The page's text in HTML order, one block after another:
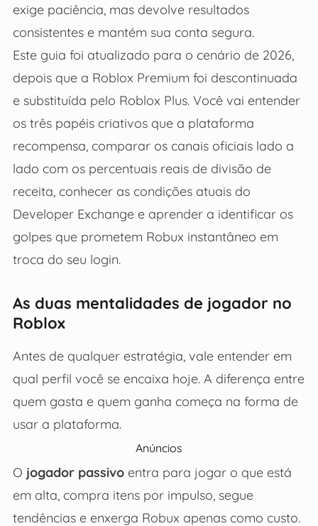
exige paciência, mas devolve resultados
consistentes e mantém sua conta segura.
Este guia foi atualizado para o cenário de 2026,
depois que a Roblox Premium foi descontinuada
e substituída pelo Roblox Plus. Você vai entender
os três papéis criativos que a plataforma
recompensa, comparar os canais oficiais lado a
lado com os percentuais reais de divisão de
receita, conhecer as condições atuais do
Developer Exchange e aprender a identificar os
golpes que prometem Robux instantâneo em
troca do seu login.
As duas mentalidades de jogador no
Roblox
Antes de qualquer estratégia, vale entender em
qual perfil você se encaixa hoje. A diferença entre
quem gasta e quem ganha começa na forma de
usar a plataforma.
Anúncios
O jogador passivoentra para jogar o que está
em alta, compra itens por impulso, segue
tendências e enxerga Robux apenas como custo.